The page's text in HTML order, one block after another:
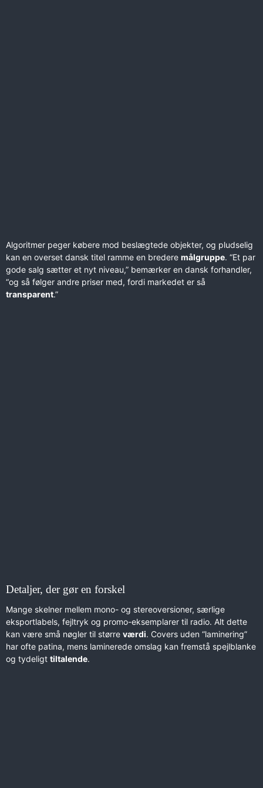
Algoritmer peger købere mod beslægtede objekter, og pludselig
kan en overset dansk titel ramme en bredere målgruppe. “Et par
gode salg sætter et nyt niveau,” bemærker en dansk forhandler,
“og så følger andre priser med, fordi markedet er så
transparent.”
Detaljer, der gør en forskel
Mange skelner mellem mono- og stereoversioner, særlige
eksportlabels, fejltryk og promo-eksemplarer til radio. Alt dette
kan være små nøgler til større værdi. Covers uden “laminering”
har ofte patina, mens laminerede omslag kan fremstå spejlblanke
og tydeligt tiltalende.